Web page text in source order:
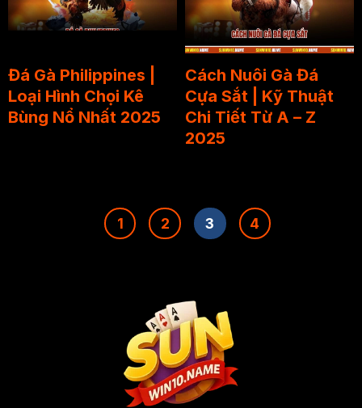
Đá Gà Philippines |
Loại Hình Chọi Kê
Bùng Nổ Nhất 2025
Cách Nuôi Gà Đá
Cựa Sắt | Kỹ Thuật
Chi Tiết Từ A – Z
2025
1 2 3 4